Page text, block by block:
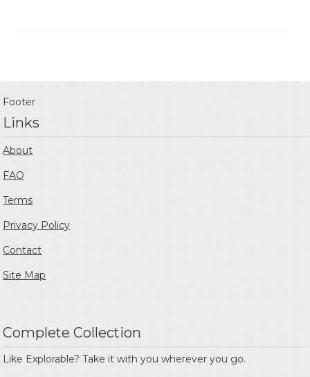
Footer
Links
About
FAQ
Terms
Privacy Policy
Contact
Site Map
Complete Collection
Like Explorable? Take it with you wherever you go.